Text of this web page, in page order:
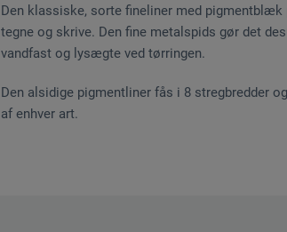
Den klassiske, sorte fineliner med
tegne og skrive. Den fine metalspids gør det
vandfast og lysægte ved tørringen.
Den alsidige pigmentliner fås i 8 stregbredder
af enhver art.